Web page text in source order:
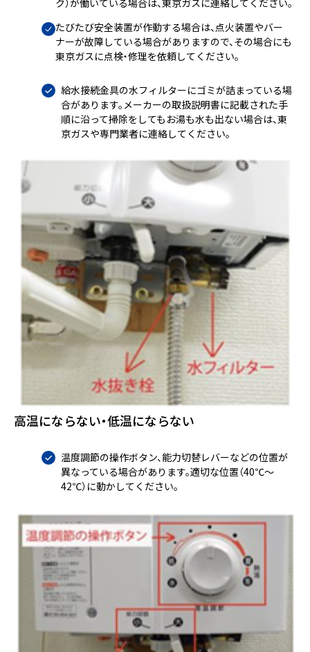
ク）が働いている場合は、東京ガスに連絡してください。
たびたび安全装置が作動する場合は、点火装置やバー
ナーが故障している場合がありますので、その場合にも
東京ガスに点検・修理を依頼してください。
給水接続金具の水フィルターにゴミが詰まっている場
合があります。メーカーの取扱説明書に記載された手
順に沿って掃除をしてもお湯も水も出ない場合は、東
京ガスや専門業者に連絡してください。
高温にならない・低温にならない
温度調節の操作ボタン、能力切替レバーなどの位置が
異なっている場合があります。適切な位置（40℃～
42℃）に動かしてください。